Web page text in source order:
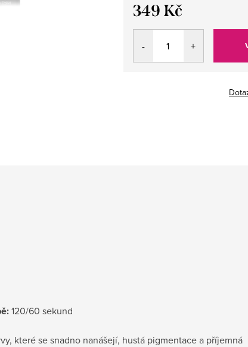
349 Kč
Měrná
120/60 sekund
které se snadno nanášejí, hustá pigmentace a příjemná